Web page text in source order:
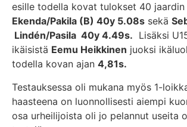
esille todella kovat tulokset 40 jaardin
Ekenda/Pakila (B) 40y 5.08s sekä
Lindén/Pasila 40y 4.49s. Lisäksi
ikäisistä Eemu Heikkinen juoksi
todella kovan ajan 4,81s.
Testauksessa oli mukana myös 1-
haasteena on luonnollisesti aiempi
osa urheilijoista oli jo pelannut useita